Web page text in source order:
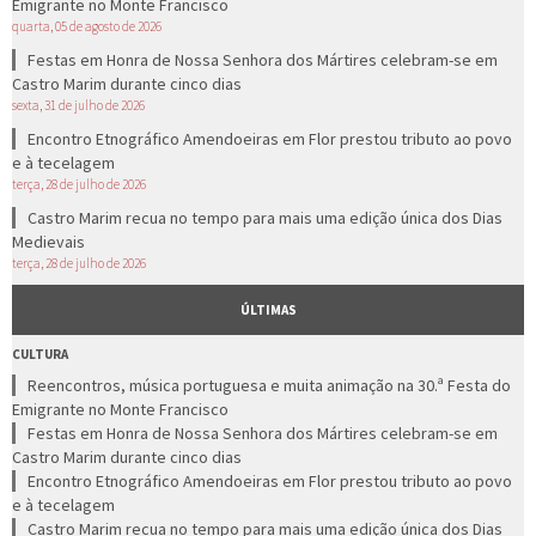
Emigrante no Monte Francisco
quarta, 05 de agosto de 2026
Festas em Honra de Nossa Senhora dos Mártires celebram-se em
Castro Marim durante cinco dias
sexta, 31 de julho de 2026
Encontro Etnográfico Amendoeiras em Flor prestou tributo ao povo
e à tecelagem
terça, 28 de julho de 2026
Castro Marim recua no tempo para mais uma edição única dos Dias
Medievais
terça, 28 de julho de 2026
ÚLTIMAS
CULTURA
Reencontros, música portuguesa e muita animação na 30.ª Festa do
Emigrante no Monte Francisco
Festas em Honra de Nossa Senhora dos Mártires celebram-se em
Castro Marim durante cinco dias
Encontro Etnográfico Amendoeiras em Flor prestou tributo ao povo
e à tecelagem
Castro Marim recua no tempo para mais uma edição única dos Dias